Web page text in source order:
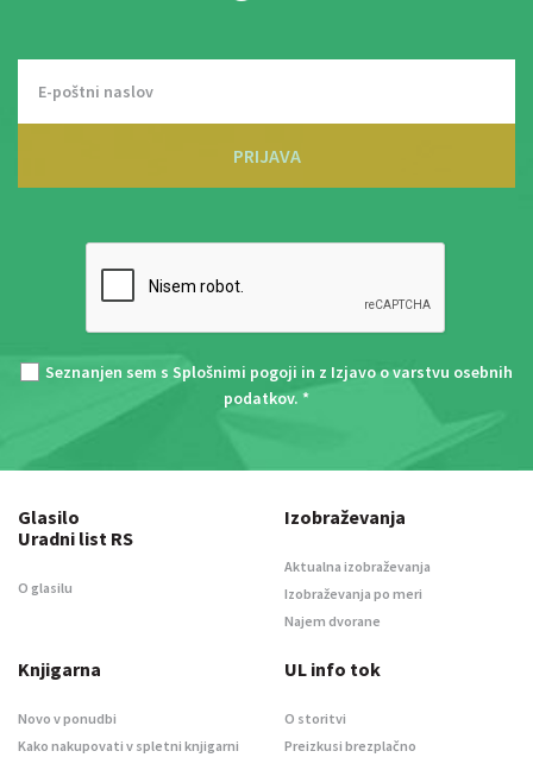
PRIJAVA
Seznanjen sem s Splošnimi pogoji in z Izjavo o varstvu osebnih
podatkov. *
Glasilo
Uradni list RS
O glasilu
Izobraževanja
Aktualna izobraževanja
Izobraževanja po meri
Najem dvorane
Knjigarna
Novo v ponudbi
Kako nakupovati v spletni knjigarni
UL info tok
O storitvi
Preizkusi brezplačno